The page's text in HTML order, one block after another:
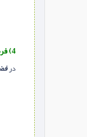
4) فرش و موکت
در